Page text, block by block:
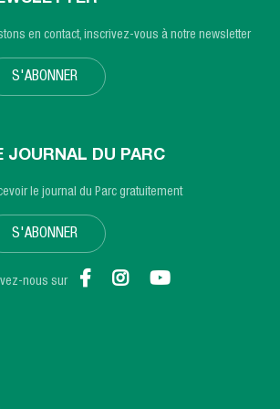
en contact, inscrivez-vous à notre newsletter
S'ABONNER
JOURNAL DU PARC
le journal du Parc gratuitement
S'ABONNER
nous sur